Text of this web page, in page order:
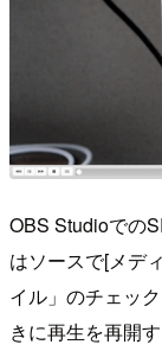
OBS Studioでの
はソースで[メデ
イル」のチェッ
きに再生を再開